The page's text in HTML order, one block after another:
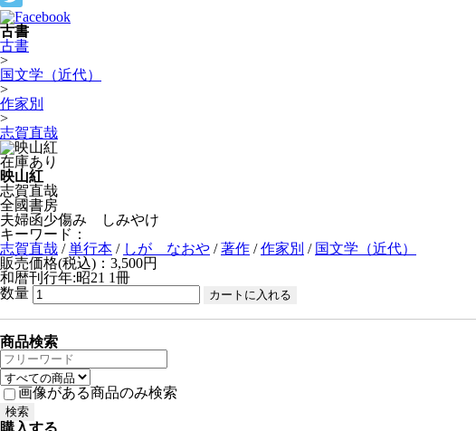
古書
古書
>
国文学（近代）
>
作家別
>
志賀直哉
在庫あり
映山紅
志賀直哉
全國書房
夫婦函少傷み しみやけ
キーワード：
志賀直哉 /単行本 / しが なおや /著作 /作家別 / 国文学（近代）
販売価格(税込)：3,500円
和暦刊行年:昭21 1冊
数量
商品検索
画像がある商品のみ検索
購入する